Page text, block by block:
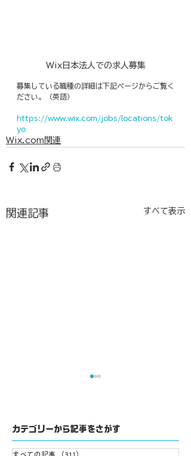
Wix日本法人での求人募集
募集している職種の詳細は下記ページからご覧く
ださい。（英語）
https://www.wix.com/jobs/locations/tok
yo
Wix.com関連
関連記事 すべて表示
カテゴリーから記事をさがす
すべての記事 （311）